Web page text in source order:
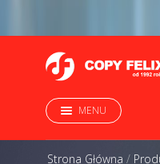
MENU
Strona Główna /